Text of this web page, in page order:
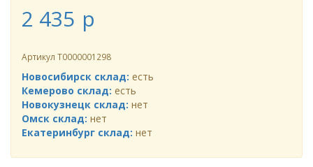
2 435 p
Артикул Т0000001298
Новосибирск склад: есть
Кемерово склад: есть
Новокузнецк склад: нет
Омск склад: нет
Екатеринбург склад: нет